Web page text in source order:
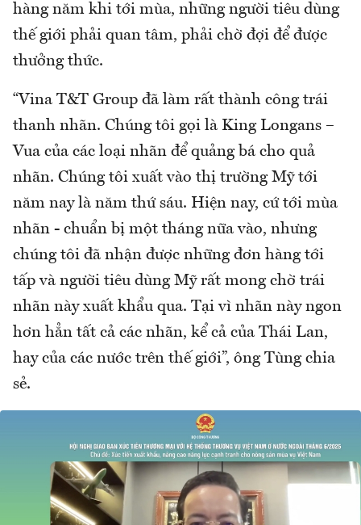
hàng năm khi tới mùa, những người tiêu dùng
thế giới phải quan tâm, phải chờ đợi để được
thưởng thức.
“Vina T&T Group đã làm rất thành công trái
thanh nhãn. Chúng tôi gọi là King Longans –
Vua của các loại nhãn để quảng bá cho quả
nhãn. Chúng tôi xuất vào thị trường Mỹ tới
năm nay là năm thứ sáu. Hiện nay, cứ tới mùa
nhãn - chuẩn bị một tháng nữa vào, nhưng
chúng tôi đã nhận được những đơn hàng tới
tấp và người tiêu dùng Mỹ rất mong chờ trái
nhãn này xuất khẩu qua. Tại vì nhãn này ngon
hơn hẳn tất cả các nhãn, kể cả của Thái Lan,
hay của các nước trên thế giới”, ông Tùng chia
sẻ.